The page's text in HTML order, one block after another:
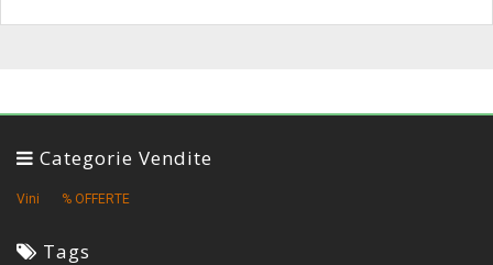
Categorie Vendite
Vini % OFFERTE
Tags